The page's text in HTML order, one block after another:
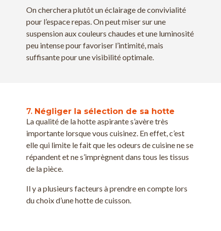
On cherchera plutôt un éclairage de convivialité
pour l’espace repas. On peut miser sur une
suspension aux couleurs chaudes et une luminosité
peu intense pour favoriser l’intimité, mais
suffisante pour une visibilité optimale.
7. Négliger la sélection de sa hotte
La qualité de la hotte aspirante s’avère très
importante lorsque vous cuisinez. En effet, c’est
elle qui limite le fait que les odeurs de cuisine ne se
répandent et ne s’imprègnent dans tous les tissus
de la pièce.
Il y a plusieurs facteurs à prendre en compte lors
du choix d’une hotte de cuisson.